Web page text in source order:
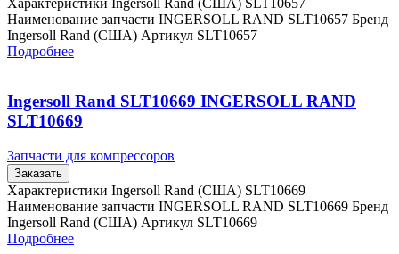
Наименование запчасти INGERSOLL RAND SLT10657 Бренд
Ingersoll Rand (США) Артикул SLT10657
Подробнее
Ingersoll Rand SLT10669 INGERSOLL RAND
SLT10669
Запчасти для компрессоров
Заказать
Характеристики Ingersoll Rand (США) SLT10669
Наименование запчасти INGERSOLL RAND SLT10669 Бренд
Ingersoll Rand (США) Артикул SLT10669
Подробнее